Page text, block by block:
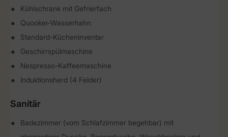
Kühlschrank mit Gefrierfach
Quooker-Wasserhahn
Standard-Kücheninventar
Geschirrspülmaschine
Nespresso-Kaffeemaschine
Induktionsherd (4 Felder)
Sanitär
Badezimmer (vom Schlafzimmer begehbar) mit